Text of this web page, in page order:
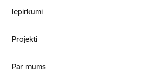
Iepirkumi
Projekti
Par mums